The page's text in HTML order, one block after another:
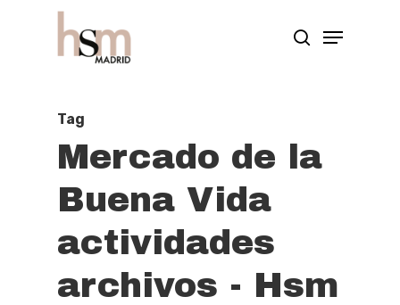
Tag
Mercado de la
Buena Vida
actividades
archivos - Hsm